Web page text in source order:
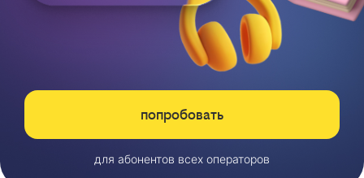
попробовать
для абонентов всех операторов